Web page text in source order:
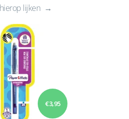
lijken
€ 3,95